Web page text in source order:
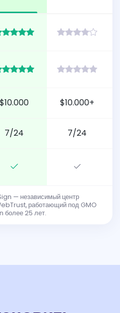
$10.000 $10.000+
7/24 7/24
— независимый центр
работающий под GMO
более 25 лет.